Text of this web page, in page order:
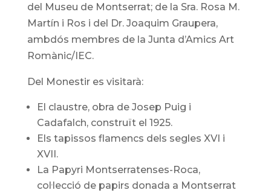
del Museu de Montserrat; de la Sra. Rosa M.
Martín i Ros i del Dr. Joaquim Graupera,
ambdós membres de la Junta d’Amics Art
Romànic/IEC.
Del Monestir es visitarà:
El claustre, obra de Josep Puig i
Cadafalch, construït el 1925.
Els tapissos flamencs dels segles XVI i
XVII.
La Papyri Montserratenses-Roca,
col·lecció de papirs donada a Montserrat